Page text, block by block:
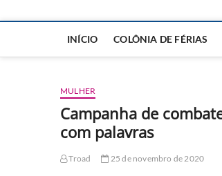
INÍCIO COLÔNIA DE FÉRIAS
MULHER
Campanha de
com palavras
Troad 25 de novembro de 2020